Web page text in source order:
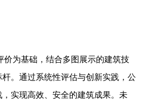
价为基础，结合多图展示的建筑技
。通过系统性评估与创新实践，公
实现高效、安全的建筑成果。未